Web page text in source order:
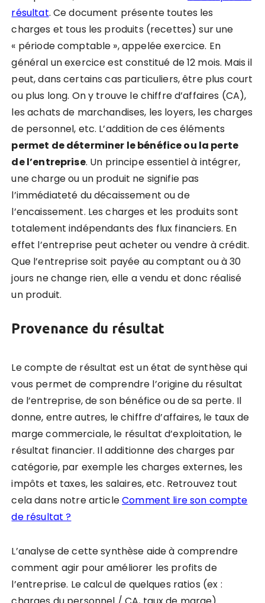
résultat. Ce document présente toutes les
charges et tous les produits (recettes) sur une
« période comptable », appelée exercice. En
général un exercice est constitué de 12 mois. Mais il
peut, dans certains cas particuliers, être plus court
ou plus long. On y trouve le chiffre d’affaires (CA),
les achats de marchandises, les loyers, les charges
de personnel, etc. L’addition de ces éléments
permet de déterminer le bénéfice ou la perte
de l’entreprise. Un principe essentiel à intégrer,
une charge ou un produit ne signifie pas
l’immédiateté du décaissement ou de
l’encaissement. Les charges et les produits sont
totalement indépendants des flux financiers. En
effet l’entreprise peut acheter ou vendre à crédit.
Que l’entreprise soit payée au comptant ou à 30
jours ne change rien, elle a vendu et donc réalisé
un produit.
Provenance du résultat
Le compte de résultat est un état de synthèse qui
vous permet de comprendre l’origine du résultat
de l’entreprise, de son bénéfice ou de sa perte. Il
donne, entre autres, le chiffre d’affaires, le taux de
marge commerciale, le résultat d’exploitation, le
résultat financier. Il additionne des charges par
catégorie, par exemple les charges externes, les
impôts et taxes, les salaires, etc. Retrouvez tout
cela dans notre articleComment lire son compte
de résultat ?
L’analyse de cette synthèse aide à comprendre
comment agir pour améliorer les profits de
l’entreprise. Le calcul de quelques ratios (ex :